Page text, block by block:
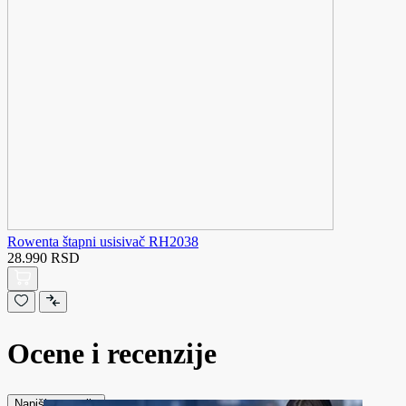
Rowenta štapni usisivač RH2038
28.990 RSD
Ocene i recenzije